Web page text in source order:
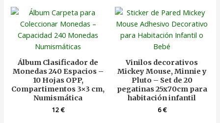
Álbum Clasificador de
Monedas 240 Espacios –
10 Hojas OPP,
Compartimentos 3×3 cm,
Numismática
12€
Vinilos decorativos
Mickey Mouse, Minnie y
Pluto – Set de 20
pegatinas 25x70cm para
habitación infantil
6€